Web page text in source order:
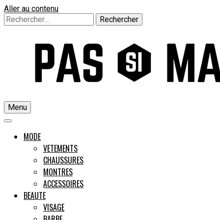
Aller au contenu
Rechercher :
Pas si
Un guide pour l'homme moderne
Menu
MODE
VETEMENTS
CHAUSSURES
MONTRES
ACCESSOIRES
BEAUTE
VISAGE